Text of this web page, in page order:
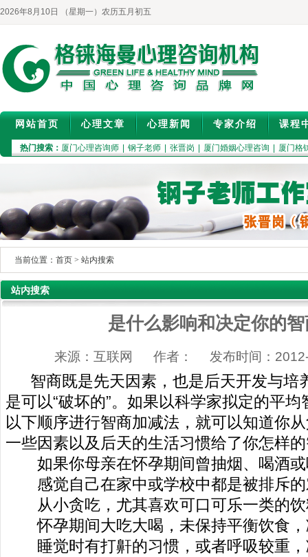
2026年8月10日 （星期一）农历五月初五
网站首页 心理文章 心理新闻 专家介绍 课程
热门搜索： 厦门心理咨询师 钢子老师 张晋岗 厦门婚姻心理咨询 厦门格
当前位置： 首页 > 站内搜索
站内搜索
是什么影响和决定你的
来源：互联网 作者： 发布时间：
智商既是先天因素，也是后天开发与培
是可以“破坏的”。如果以科学家拟定的平
以下顺序进行智商加减法，就可以知道你
一些因素以及后天的生活习惯给了你怎样
如果你母亲在怀孕期间曾抽烟、喝酒或
感觉自己在家中或学校中都是被排斥的
从小贪吃，尤其喜欢可口可乐一类的饮
怀孕期间大吃大喝，未保持平衡饮食，
睡觉时有打鼾的习惯，或者呼吸较重，